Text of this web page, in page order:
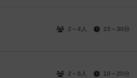
2～4人 15～30分
2～6人 10～20分